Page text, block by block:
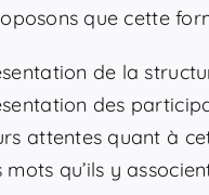
que cette
de la
des
attentes quant à
mots qu’ils y